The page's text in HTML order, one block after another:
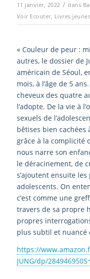
11 janvier, 2022 / dans
Voir Ecouter, Livres
« Couleur de peur :
autres, le dossier de
américain de Séoul,
mois, à l’âge de 5
cheveux des quatre
l’adopte. De la vie à
sexuels de
bêtises bien cachées
grâce à la complicité
nous narre son
le déracinement, de
s’ajoutent ensuite
adolescents. On
c’est comme une
travers de sa propre
propres
plus subtil et nuancé
https://
JUNG/dp/2849469505